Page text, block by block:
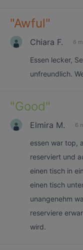
"Awful"
Chiara F. 6
Essen lecker,
unfreundlich.
"Good"
Elmira M. 6
essen war top,
reserviert und
einen tisch in
einen tisch
unangenehm
reserviere
wird.